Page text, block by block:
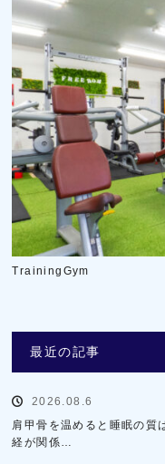
TrainingGym
最近の記事
2026.08.6
肩甲骨を温めると睡眠の質
経が関係…